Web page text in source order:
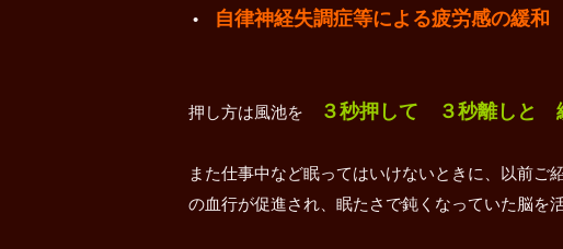
• 自律神経失調症等による疲労感の緩和
押し方は風池を ３秒押して ３秒離しと
また仕事中など眠ってはいけないときに、以前ご
の血行が促進され、眠たさで鈍くなっていた脳を